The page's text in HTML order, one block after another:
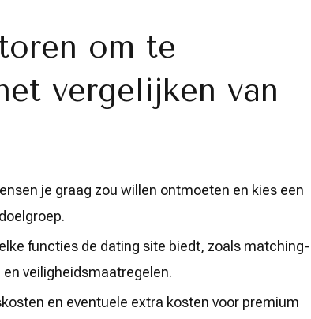
om te
vergelijken van
je graag zou willen ontmoeten en kies een
functies de dating site biedt, zoals matching-
veiligheidsmaatregelen.
en eventuele extra kosten voor premium